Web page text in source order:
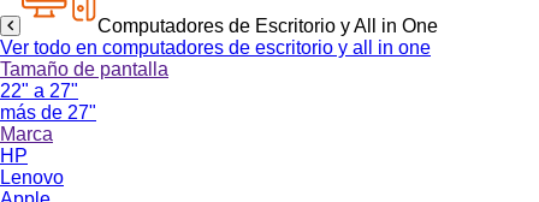
Computadores de Escritorio y All in One
Ver todo en computadores de escritorio y all in one
Tamaño de pantalla
22" a 27"
más de 27"
Marca
HP
Lenovo